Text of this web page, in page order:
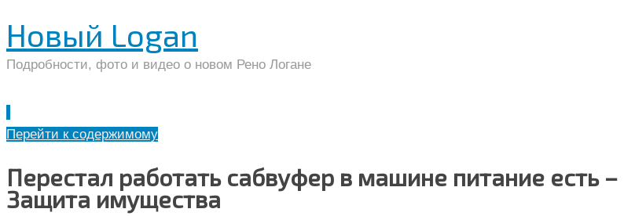
Новый Logan
Подробности, фото и видео о новом Рено Логане
Перейти к содержимому
Перестал работать сабвуфер в машине питание есть –
Защита имущества